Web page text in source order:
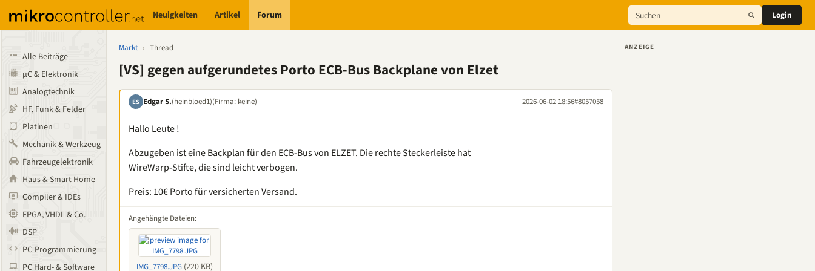
Neuigkeiten Artikel Forum Login
Alle Beiträge
µC & Elektronik
Analogtechnik
HF, Funk & Felder
Platinen
Mechanik & Werkzeug
Fahrzeugelektronik
Haus & Smart Home
Compiler & IDEs
FPGA, VHDL & Co.
DSP
PC-Programmierung
PC Hard- & Software
Markt › Thread
[VS] gegen aufgerundetes Porto ECB-Bus Backplane von Elzet
ES Edgar S.(heinbloed1)(Firma: keine) 2026-06-02 18:56#8057058
Hallo Leute !
Abzugeben ist eine Backplan für den ECB-Bus von ELZET. Die rechte Steckerleiste hat
WireWarp-Stifte, die sind leicht verbogen.
Preis: 10€ Porto für versicherten Versand.
Angehängte Dateien:
IMG_7798.JPG (220 KB)
ANZEIGE